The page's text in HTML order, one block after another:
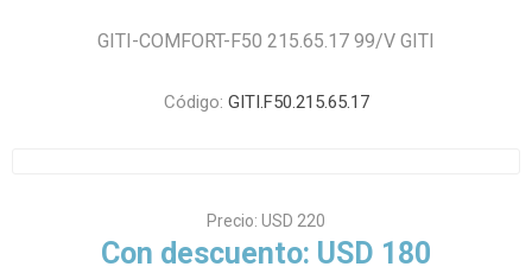
GITI-COMFORT-F50 215.65.17 99/V GITI
Código: GITI.F50.215.65.17
Precio: USD 220
Con descuento: USD 180